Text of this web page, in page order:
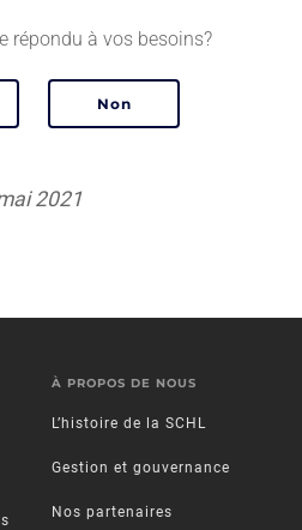
répondu à vos besoins?
2021
À PROPOS DE NOUS
L’histoire de la SCHL
Gestion et gouvernance
Nos partenaires